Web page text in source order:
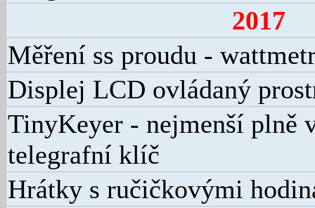
2017
Měření ss proudu -
Displej LCD ovládaný
TinyKeyer - nejmenší plně
telegrafní klíč
Hrátky s ručičkovými